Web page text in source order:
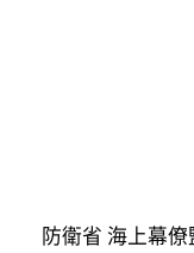
防衛省 海上幕僚